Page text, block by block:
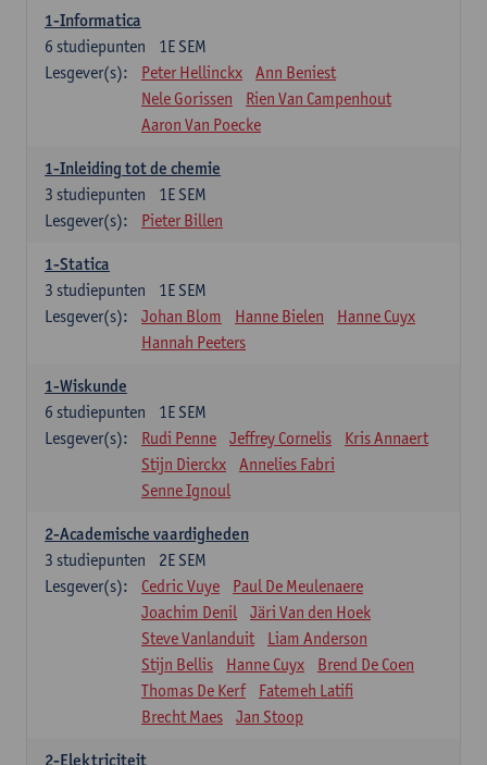
1-Informatica
1E SEM
6 studiepunten
Lesgever(s):
Peter Hellinckx
Ann Beniest
Nele Gorissen
Rien Van Campenhout
Aaron Van Poecke
1-Inleiding tot de chemie
1E SEM
3 studiepunten
Lesgever(s):
Pieter Billen
1-Statica
1E SEM
3 studiepunten
Lesgever(s):
Johan Blom Hanne Bielen
Hanne Cuyx
Hannah Peeters
1-Wiskunde
1E SEM
6 studiepunten
Lesgever(s):
Rudi Penne Jeffrey Cornelis
Kris Annaert
Stijn Dierckx
Annelies Fabri
Senne Ignoul
2-Academische vaardigheden
2E SEM
3 studiepunten
Lesgever(s):
Cedric Vuye
Paul De Meulenaere
Joachim Denil
Järi Van den Hoek
Steve Vanlanduit
Liam Anderson
Stijn Bellis
Hanne Cuyx
Brend De Coen
Thomas De Kerf
Fatemeh Latifi
Brecht Maes
Jan Stoop
2-Elektriciteit